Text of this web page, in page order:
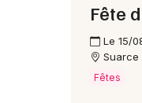
Fête
Le 15/
Suarce
Fêtes